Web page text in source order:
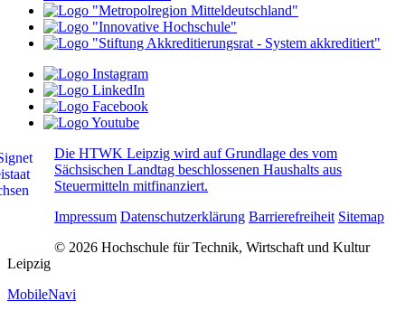
Die HTWK Leipzig wird auf Grundlage des vom
Sächsischen Landtag beschlossenen Haushalts aus
Steuermitteln mitfinanziert.
Impressum Datenschutzerklärung Barrierefreiheit Sitemap
© 2026 Hochschule für Technik, Wirtschaft und Kultur
Leipzig
MobileNavi